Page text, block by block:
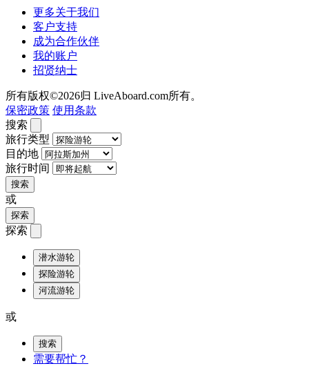
更多关于我们
客户支持
成为合作伙伴
我的账户
招贤纳士
所有版权©2026归 LiveAboard.com所有。
保密政策 使用条款
搜索
旅行类型
目的地
旅行时间
搜索
或
探索
探索
潜水游轮
探险游轮
河流游轮
或
搜索
需要帮忙？